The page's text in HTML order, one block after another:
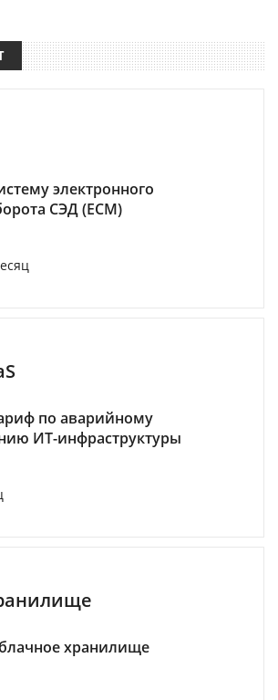
электронного
СЭД (ECM)
по аварийному
ИТ-инфраструктуры
хранилище